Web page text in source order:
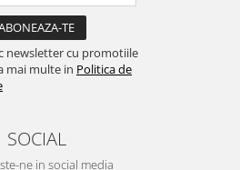
newsletter cu promotiile
mai multe in Politica de
SOCIAL
ne in social media